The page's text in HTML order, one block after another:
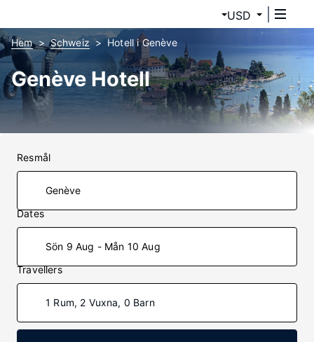
USD
Hem Schweiz Hotell i Genève
Genève Hotell
Resmål
Dates
Sön 9 Aug - Mån 10 Aug
Travellers
1 Rum, 2 Vuxna, 0 Barn